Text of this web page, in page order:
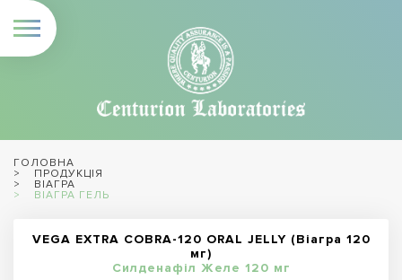
ГОЛОВНА
ПРОДУКЦІЯ
ВІАГРА
ВІАГРА ГЕЛЬ
VEGA EXTRA COBRA-120 ORAL JELLY (Віагра 120
мг)
Силденафіл Желе 120 мг